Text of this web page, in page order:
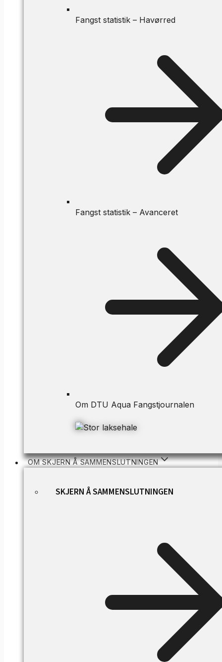
Fangst statistik – Havørred
Fangst statistik – Avanceret
Om DTU Aqua Fangstjournalen
OM SKJERN Å SAMMENSLUTNINGEN
SKJERN Å SAMMENSLUTNINGEN